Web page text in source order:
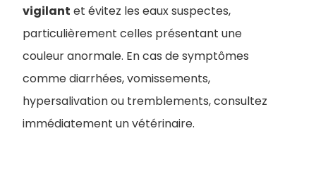
vigilant et évitez les eaux suspectes,
particulièrement celles présentant une
couleur anormale. En cas de symptômes
comme diarrhées, vomissements,
hypersalivation ou tremblements, consultez
immédiatement un vétérinaire.